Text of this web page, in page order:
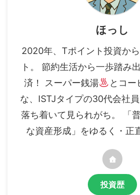
ほっし
2020年、Tポイント投資か
ト。 節約生活から一歩踏み
済！ スーパー銭湯
とコー
な、ISTJタイプの30代会社
落ち着いて見られがち。 「
な資産形成」をゆるく・正
投資歴